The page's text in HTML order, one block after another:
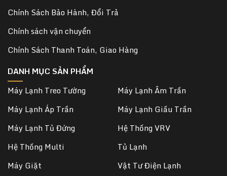
Chính Sách Bảo Hành, Đổi Trả
Chính sách vận chuyển
Chính Sách Thanh Toán, Giao Hàng
DANH MỤC SẢN PHẨM
Máy Lạnh Treo Tường
Máy Lạnh Âm Trần
Máy Lạnh Áp Trần
Máy Lạnh Giấu Trần
Máy Lạnh Tủ Đứng
Hệ Thống VRV
Hệ Thống Multi
Tủ Lạnh
Máy Giặt
Vật Tư Điện Lạnh